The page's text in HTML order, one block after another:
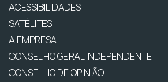
ACESSIBILIDADES
SATÉLITES
A EMPRESA
CONSELHO GERAL INDEPENDENTE
CONSELHO DE OPINIÃO